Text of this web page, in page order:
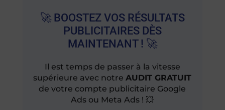
🚀 BOOSTEZ VOS RÉSULTATS
PUBLICITAIRES DÈS
MAINTENANT ! 🚀
Il est temps de passer à la vitesse
supérieure avec notreAUDIT GRATUIT
de votre compte publicitaire Google
Ads ou Meta Ads ! 💥